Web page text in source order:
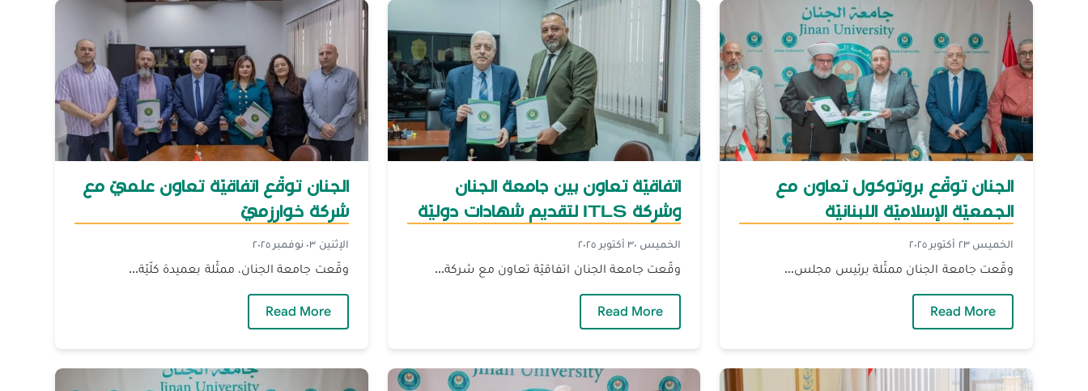
الجنان توقّع اتفاقيّة تعاون علميّ مع
شركة خوارزميّ
الإثنين ٠٣ نوفمبر ٢٠٢٥
وقّعت جامعة الجنان، ممثّلة بعميدة كلّيّة...
Read More
اتفاقيّة تعاون بين جامعة الجنان
وشركة ITLS لتقديم شهادات دوليّة
معتمدة
الخميس ٣٠ أكتوبر ٢٠٢٥
وقّعت جامعة الجنان اتفاقيّة تعاون مع شركة...
Read More— اتفاقيّة تعاون بين جامعة الجنان وشركة ITLS لتقديم شهادات دوليّة معتمدة
الجنان توقّع بروتوكول تعاون مع
الجمعيّة الإسلاميّة اللبنانيّة
الخميس ٢٣ أكتوبر ٢٠٢٥
وقّعت جامعة الجنان ممثّلة برئيس مجلس...
Read More — الجنان توقّع بروتوكول تعاون مع الجمعيّة الإسلاميّة اللبنانيّة